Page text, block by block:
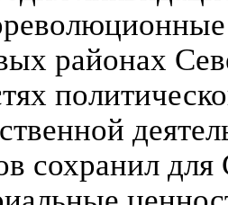
районах
сохранил для